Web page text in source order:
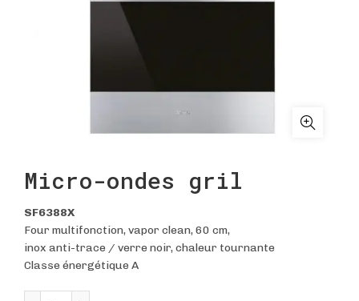
Micro-ondes gril
SF6388X
Four multifonction, vapor clean, 60 cm,
inox anti-trace / verre noir, chaleur tournante
Classe énergétique A